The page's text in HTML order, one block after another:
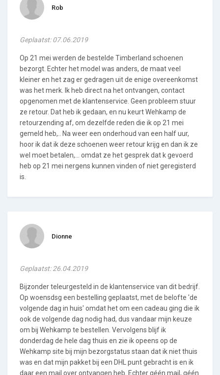
Rob
Geplaatst: 07.06.2019
Op 21 mei werden de bestelde Timberland schoenen
bezorgt. Echter het model was anders, de maat veel
kleiner en het zag er gedragen uit de enige overeenkomst
was het merk. Ik heb direct na het ontvangen, contact
opgenomen met de klantenservice. Geen probleem stuur
ze retour. Dat heb ik gedaan, en nu keurt Wehkamp de
retourzending af, om dezelfde reden die ik op 21 mei
gemeld heb,.. Na weer een onderhoud van een half uur,
hoor ik dat ik deze schoenen weer retour krijg en dan ik ze
wel moet betalen,... omdat ze het gesprek dat k gevoerd
heb op 21 mei nergens kunnen vinden of niet geregisterd
is.
Dionne
Geplaatst: 26.04.2019
Bijzonder teleurgesteld in de klantenservice van dit bedrijf.
Op woensdsg een bestelling geplaatst, met de belofte 'de
volgende dag in huis' omdat het om een cadeau ging die ik
ook de volgende dag nodig had, dus vandaar mijn keuze
om bij Wehkamp te bestellen. Vervolgens blijf ik
donderdag de hele dag thuis en zie ik opeens op de
Wehkamp site bij mijn bezorgstatus staan dat ik niet thuis
was en dat mijn pakket bij een DHL punt gebracht is en ik
daar een mail over ontvangen heb. Echter géén mail, géén